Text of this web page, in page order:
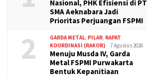
Nasional, PHK Efisiensi di PT
SMA Aeknabara Jadi
Prioritas Perjuangan FSPMI
2 GARDA METAL PILAR RAPAT
KOORDINASI (RAKOR)
7 Agustus 2026
Menuju Musda IV, Garda
Metal FSPMI Purwakarta
Bentuk Kepanitiaan